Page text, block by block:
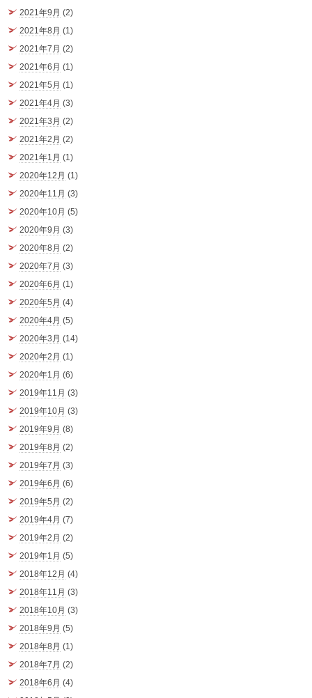
2021年9月 (2)
2021年8月 (1)
2021年7月 (2)
2021年6月 (1)
2021年5月 (1)
2021年4月 (3)
2021年3月 (2)
2021年2月 (2)
2021年1月 (1)
2020年12月 (1)
2020年11月 (3)
2020年10月 (5)
2020年9月 (3)
2020年8月 (2)
2020年7月 (3)
2020年6月 (1)
2020年5月 (4)
2020年4月 (5)
2020年3月 (14)
2020年2月 (1)
2020年1月 (6)
2019年11月 (3)
2019年10月 (3)
2019年9月 (8)
2019年8月 (2)
2019年7月 (3)
2019年6月 (6)
2019年5月 (2)
2019年4月 (7)
2019年2月 (2)
2019年1月 (5)
2018年12月 (4)
2018年11月 (3)
2018年10月 (3)
2018年9月 (5)
2018年8月 (1)
2018年7月 (2)
2018年6月 (4)